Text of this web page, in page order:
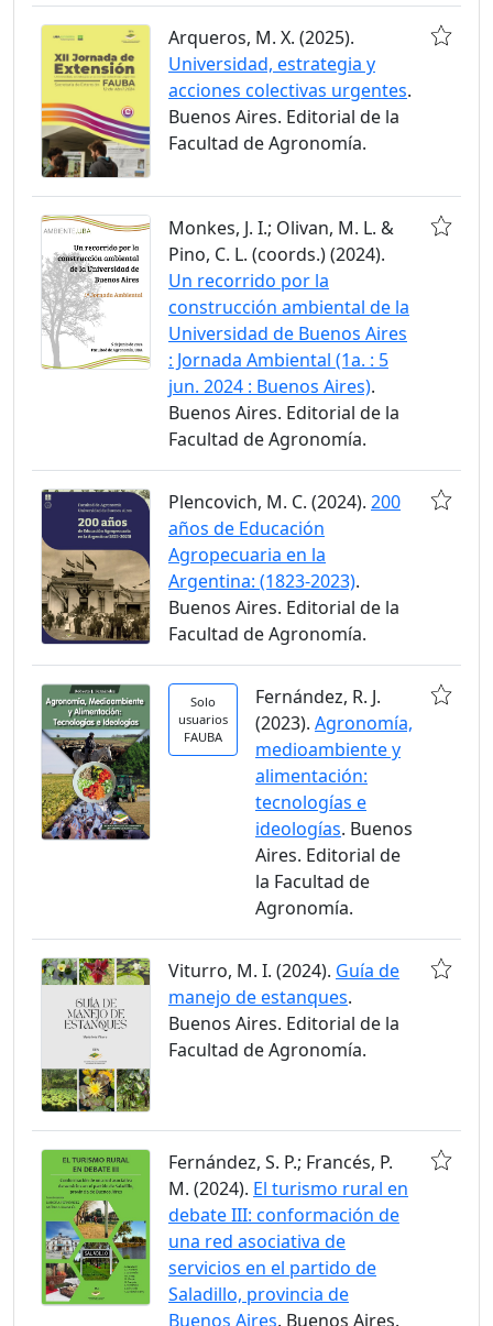
Arqueros, M. X. (2025).
Universidad, estrategia y
acciones colectivas urgentes.
Buenos Aires. Editorial de la
Facultad de Agronomía.
Monkes, J. I.; Olivan, M. L. &
Pino, C. L. (coords.) (2024).
Un recorrido por la
construcción ambiental de la
Universidad de Buenos Aires
: Jornada Ambiental (1a. : 5
jun. 2024 : Buenos Aires).
Buenos Aires. Editorial de la
Facultad de Agronomía.
Plencovich, M. C. (2024). 200
años de Educación
Agropecuaria en la
Argentina: (1823-2023).
Buenos Aires. Editorial de la
Facultad de Agronomía.
Solo
usuarios
FAUBA
Fernández, R. J.
(2023). Agronomía,
medioambiente y
alimentación:
tecnologías e
ideologías. Buenos
Aires. Editorial de
la Facultad de
Agronomía.
Viturro, M. I. (2024). Guía de
manejo de estanques.
Buenos Aires. Editorial de la
Facultad de Agronomía.
Fernández, S. P.; Francés, P.
M. (2024). El turismo rural en
debate III: conformación de
una red asociativa de
servicios en el partido de
Saladillo, provincia de
Buenos Aires. Buenos Aires.